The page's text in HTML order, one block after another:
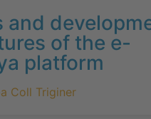
and
of the e-
platform
Coll Triginer